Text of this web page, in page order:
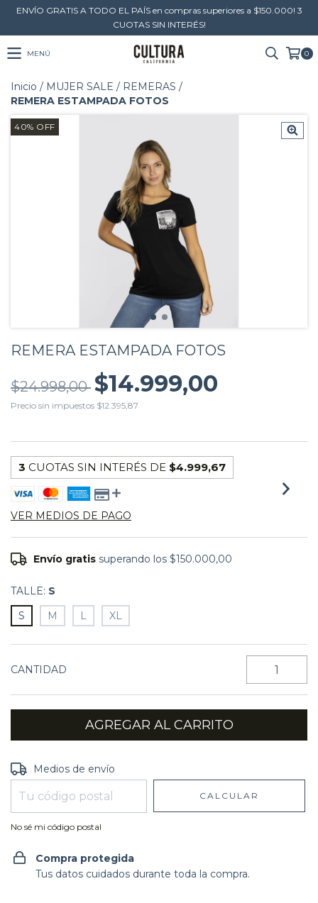
ENVÍO GRATIS A TODO EL PAÍS en compras superiores a $150.000! 3
CUOTAS SIN INTERÉS!
MENÚ 0
Inicio / MUJER SALE / REMERAS /
REMERA ESTAMPADA FOTOS
40% OFF
REMERA ESTAMPADA FOTOS
$24.998,00 $14.999,00
Precio sin impuestos $12.395,87
3 CUOTAS SIN INTERÉS DE $4.999,67
VER MEDIOS DE PAGO
Envío gratis superando los$150.000,00
TALLE: S
S
M L XL
CANTIDAD
Entregas para el CP:
Medios de envío
CALCULAR
No sé mi código postal
Compra protegida
Tus datos cuidados durante toda la compra.